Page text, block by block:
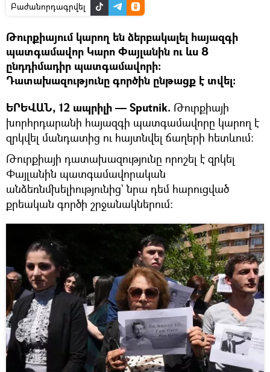
Բաժանորդագրվել
Թուրքիայում կարող են ձերբակալել հայազգի
պատգամավոր Կարո Փայլանին ու ևս 8
ընդդիմադիր պատգամավորի։
Դատախազությունը գործին ընթացք է տվել։
ԵՐԵՎԱՆ, 12 ապրիլի — Sputnik. Թուրքիայի
խորհրդարանի հայազգի պատգամավորը կարող է
զրկվել մանդատից ու հայտնվել ճաղերի հետևում։
Թուրքիայի դատախազությունը որոշել է զրկել
Փայլանին պատգամավորական
անձեռնմխելիությունից` նրա դեմ հարուցված
քրեական գործի շրջանակներում։